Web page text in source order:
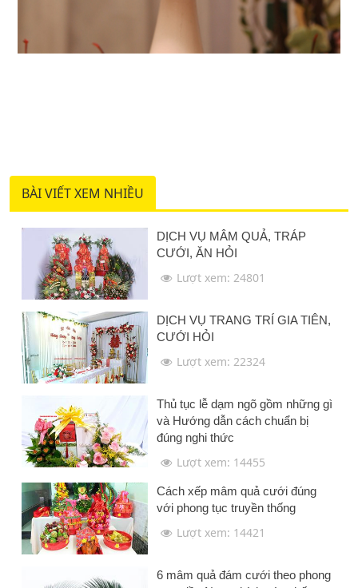
BÀI VIẾT XEM NHIỀU
DỊCH VỤ MÂM QUẢ, TRÁP
CƯỚI, ĂN HỎI
Lượt xem: 24801
DỊCH VỤ TRANG TRÍ GIA TIÊN,
CƯỚI HỎI
Lượt xem: 22324
Thủ tục lễ dạm ngõ gồm những gì
và Hướng dẫn cách chuẩn bị
đúng nghi thức
Lượt xem: 14455
Cách xếp mâm quả cưới đúng
với phong tục truyền thống
Lượt xem: 14421
6 mâm quả đám cưới theo phong